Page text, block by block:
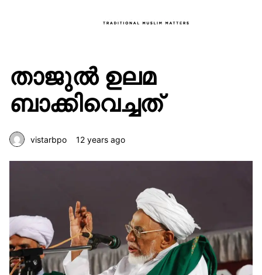
താജുല്‍ ഉലമ
ബാക്കിവെച്ചത്
vistarbpo 12 years ago